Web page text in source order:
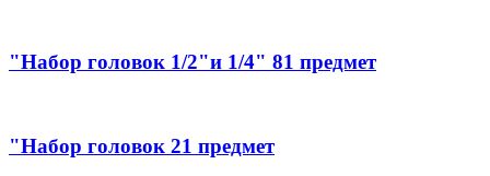
"Набор головок 1/2"и 1/4" 81 предмет
"Набор головок 21 предмет